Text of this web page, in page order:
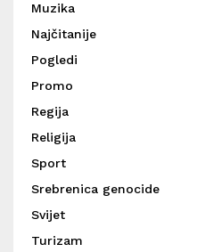
Muzika
Najčitanije
Pogledi
Promo
Regija
Religija
Sport
Srebrenica genocide
Svijet
Turizam